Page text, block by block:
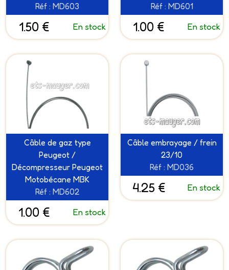
Réf : MD603
1.50 € En stock
Réf : MD601
1.00 € En stock
Câble de gaz type
Peugeot /
Décompresseur Peugeot
Motobécane MBK
Réf : MD602
1.00 € En stock
Câble embrayage / frein
23/10
Réf : MD036
4.25 € En stock